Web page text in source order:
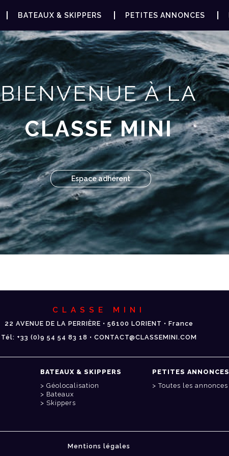
BATEAUX & SKIPPERS PETITES ANNONCES
BIENVENUE À LA
CLASSE MINI
Espace adhérent
CLASSE MINI
22 AVENUE DE LA PERRIÈRE • 56100 LORIENT • France
Tél: +33 (0)9 54 54 83 18 • CONTACT@CLASSEMINI.COM
BATEAUX & SKIPPERS
Géolocalisation
Bateaux
Skippers
PETITES ANNONCES
Toutes les annonces
Mentions légales